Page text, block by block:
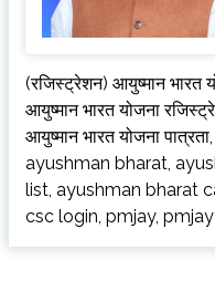
(रजिस्ट्रेशन) आयुष्मान भारत
आयुष्मान भारत योजना
आयुष्मान भारत योजना
ayushman bharat,
list, ayushman bharat
csc login, pmjay, pmjay